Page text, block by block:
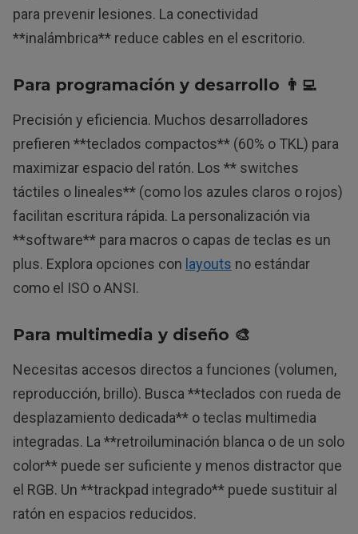
para prevenir lesiones. La conectividad
**inalámbrica** reduce cables en el escritorio.
Para programación y desarrollo 👨‍💻
Precisión y eficiencia. Muchos desarrolladores
prefieren **teclados compactos** (60% o TKL) para
maximizar espacio del ratón. Los ** switches
táctiles o lineales** (como los azules claros o rojos)
facilitan escritura rápida. La personalización via
**software** para macros o capas de teclas es un
plus. Explora opciones con layouts no estándar
como el ISO o ANSI.
Para multimedia y diseño 🎨
Necesitas accesos directos a funciones (volumen,
reproducción, brillo). Busca **teclados con rueda de
desplazamiento dedicada** o teclas multimedia
integradas. La **retroiluminación blanca o de un solo
color** puede ser suficiente y menos distractor que
el RGB. Un **trackpad integrado** puede sustituir al
ratón en espacios reducidos.